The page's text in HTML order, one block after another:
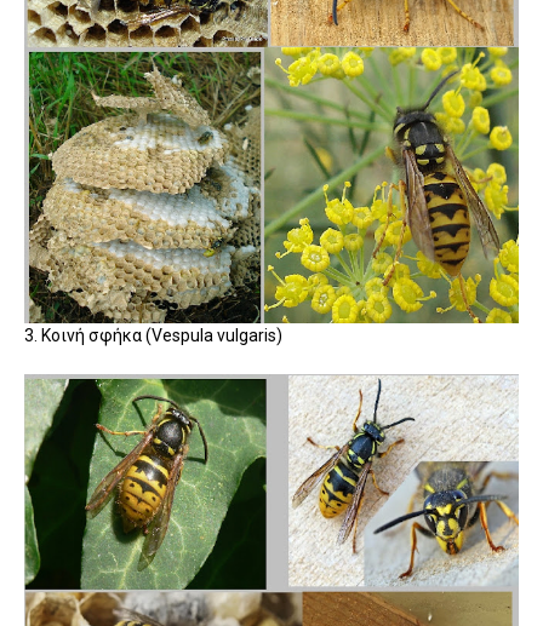
3. Kοινή σφήκα (Vespula vulgaris)